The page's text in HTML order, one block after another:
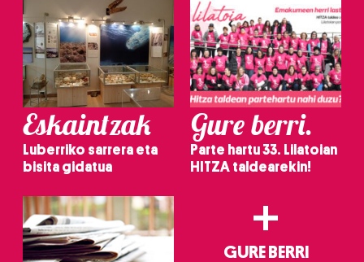
Eskaintzak
Luberriko sarrera eta
bisita gidatua
Gure berri.
Parte hartu 33. Lilatoian
HITZA taldearekin!
+
GURE BERRI